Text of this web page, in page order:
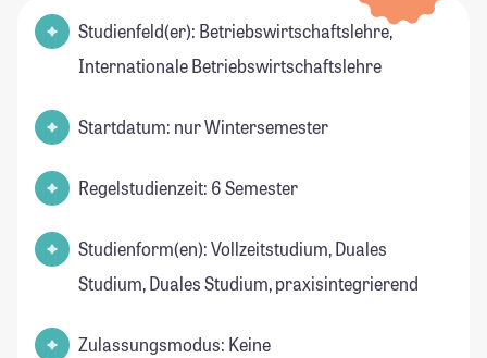
Studienfeld(er): Betriebswirtschaftslehre,
Internationale Betriebswirtschaftslehre
Startdatum: nur Wintersemester
Regelstudienzeit: 6 Semester
Studienform(en): Vollzeitstudium, Duales
Studium, Duales Studium, praxisintegrierend
Zulassungsmodus: Keine